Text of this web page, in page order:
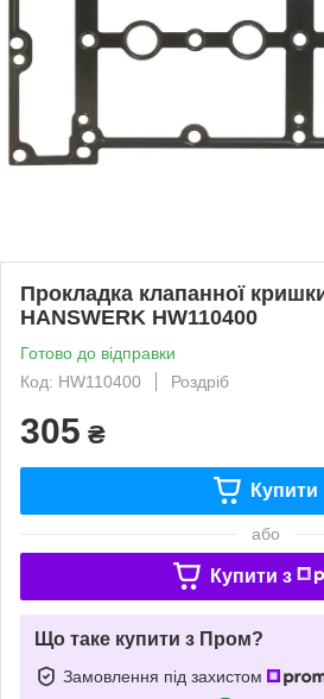
Прокладка клапанної
HANSWERK HW110400
Готово до відправки
Код: HW110400
Роздріб
305 ₴
Купити
або
Купити з
Що таке купити з Пром?
Замовлення під захистом